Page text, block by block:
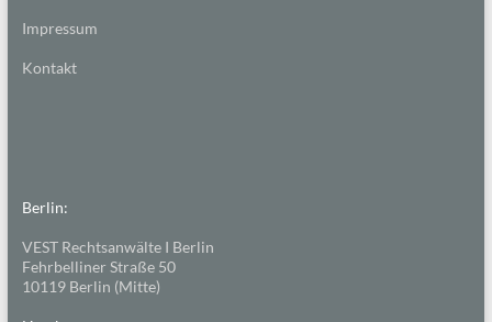
Impressum
Kontakt
Berlin:
VEST Rechtsanwälte I Berlin
Fehrbelliner Straße 50
10119 Berlin (Mitte)